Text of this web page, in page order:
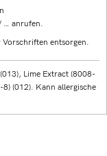
… anrufen.
entsorgen.
Lime Extract (8008-
(012). Kann allergische